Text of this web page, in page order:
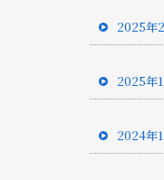
2025年
2025年
2024年